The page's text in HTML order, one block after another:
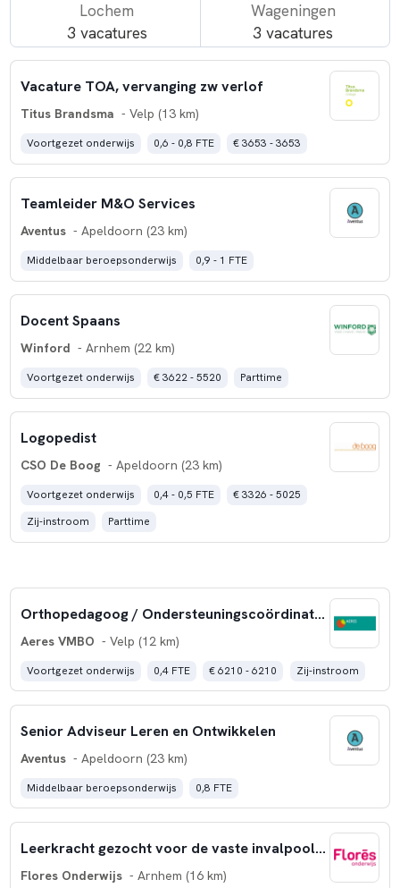
Lochem
3 vacatures
Wageningen
3 vacatures
Vacature TOA, vervanging zw verlof
Titus Brandsma - Velp (13 km)
Voortgezet onderwijs 0,6 - 0,8 FTE € 3653 - 3653
Teamleider M&O Services
Aventus - Apeldoorn (23 km)
Middelbaar beroepsonderwijs 0,9 - 1 FTE
Docent Spaans
Winford - Arnhem (22 km)
Voortgezet onderwijs € 3622 - 5520 Parttime
Logopedist
CSO De Boog - Apeldoorn (23 km)
Voortgezet onderwijs 0,4 - 0,5 FTE
€ 3326 - 5025
Zij-instroom
Parttime
Orthopedagoog / Ondersteuningscoördinator
Aeres VMBO - Velp (12 km)
Voortgezet onderwijs 0,4 FTE € 6210 - 6210 Zij-instroom
Senior Adviseur Leren en Ontwikkelen
Aventus - Apeldoorn (23 km)
Middelbaar beroepsonderwijs 0,8 FTE
Leerkracht gezocht voor de vaste invalpool van Flores
Flores Onderwijs - Arnhem (16 km)